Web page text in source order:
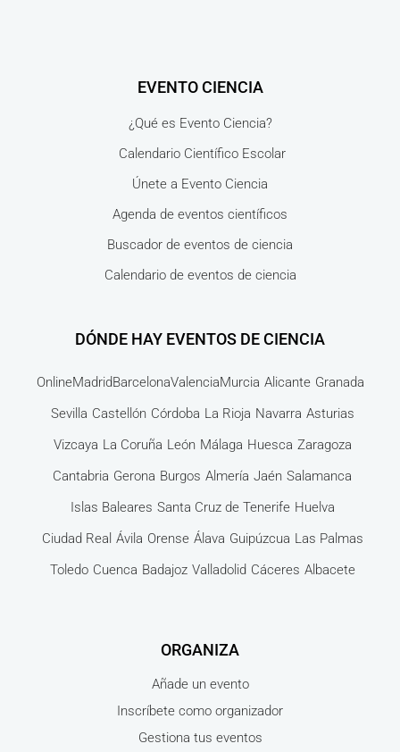
EVENTO CIENCIA
¿Qué es Evento Ciencia?
Calendario Científico Escolar
Únete a Evento Ciencia
Agenda de eventos científicos
Buscador de eventos de ciencia
Calendario de eventos de ciencia
DÓNDE HAY EVENTOS DE CIENCIA
OnlineMadridBarcelonaValenciaMurcia Alicante Granada
Sevilla Castellón Córdoba La Rioja Navarra Asturias
Vizcaya La Coruña León Málaga Huesca Zaragoza
Cantabria Gerona Burgos Almería Jaén Salamanca
Islas Baleares Santa Cruz de Tenerife Huelva
Ciudad Real Ávila Orense Álava Guipúzcua Las Palmas
Toledo Cuenca Badajoz Valladolid Cáceres Albacete
ORGANIZA
Añade un evento
Inscríbete como organizador
Gestiona tus eventos